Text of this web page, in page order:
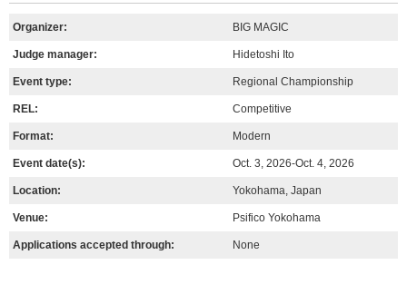
Organizer: BIG MAGIC
Judge manager: Hidetoshi Ito
Event type: Regional Championship
REL: Competitive
Format: Modern
Event date(s): Oct. 3, 2026-Oct. 4, 2026
Location: Yokohama, Japan
Venue: Psifico Yokohama
Applications accepted through: None